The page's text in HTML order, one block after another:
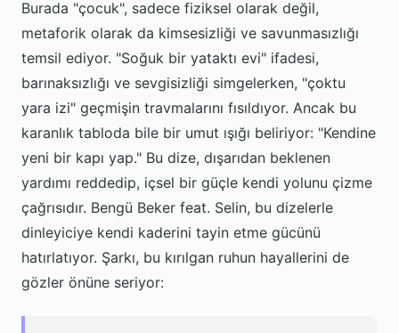
Burada "çocuk", sadece fiziksel olarak değil,
metaforik olarak da kimsesizliği ve savunmasızlığı
temsil ediyor. "Soğuk bir yataktı evi" ifadesi,
barınaksızlığı ve sevgisizliği simgelerken, "çoktu
yara izi" geçmişin travmalarını fısıldıyor. Ancak bu
karanlık tabloda bile bir umut ışığı beliriyor: "Kendine
yeni bir kapı yap." Bu dize, dışarıdan beklenen
yardımı reddedip, içsel bir güçle kendi yolunu çizme
çağrısıdır. Bengü Beker feat. Selin, bu dizelerle
dinleyiciye kendi kaderini tayin etme gücünü
hatırlatıyor. Şarkı, bu kırılgan ruhun hayallerini de
gözler önüne seriyor: